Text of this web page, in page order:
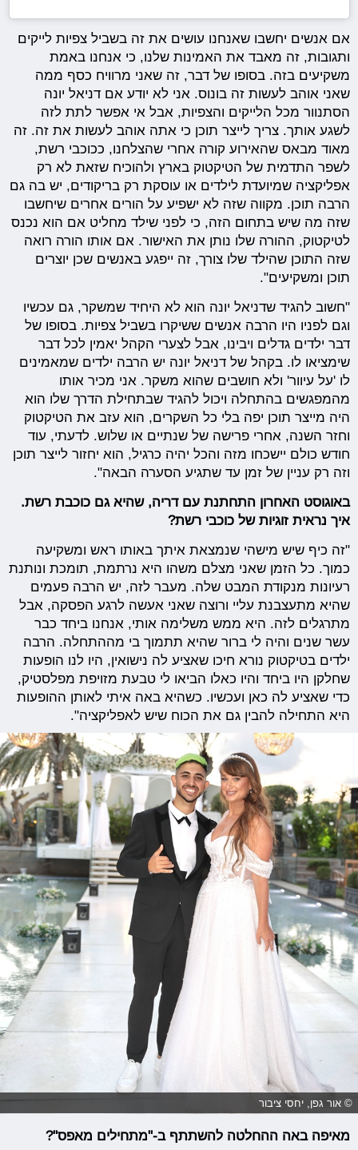
אם אנשים יחשבו שאנחנו עושים את זה בשביל צפיות לייקים
ותגובות, זה מאבד את האמינות שלנו, כי אנחנו באמת
משקיעים בזה. בסופו של דבר, זה שאני מרוויח כסף ממה
שאני אוהב לעשות זה בונוס. אני לא יודע אם דניאל יונה
הסתנוור מכל הלייקים והצפיות, אבל אי אפשר לתת לזה
לשגע אותך. צריך לייצר תוכן כי אתה אוהב לעשות את זה. זה
מאוד מבאס שהאירוע קורה אחרי שהצלחנו, ככוכבי רשת,
לשפר התדמית של הטיקטוק בארץ ולהוכיח שזאת לא רק
אפליקציה שמיועדת לילדים או עוסקת רק בריקודים, יש בה גם
הרבה תוכן. מקווה שזה לא ישפיע על הורים אחרים שיחשבו
שזה מה שיש בתחום הזה, כי לפני שילד מחליט אם הוא נכנס
לטיקטוק, ההורה שלו נותן את האישור. אם אותו הורה רואה
שזה התוכן שהילד שלו צורך, זה ייפגע באנשים שכן יוצרים
תוכן ומשקיעים".
"חשוב להגיד שדניאל יונה הוא לא היחיד שמשקר, גם עכשיו
וגם לפניו היו הרבה אנשים ששיקרו בשביל צפיות. בסופו של
דבר ילדים גדלים ויבינו, אבל לצערי הקהל יאמין לכל דבר
שימציאו לו. בקהל של דניאל יונה יש הרבה ילדים שמאמינים
לו 'על עיוור' ולא חושבים שהוא משקר. אני מכיר אותו
מהמפגשים בהתחלה ויכול להגיד שבתחילת הדרך שלו הוא
היה מייצר תוכן יפה בלי כל השקרים, הוא עזב את הטיקטוק
וחזר השנה, אחרי פרישה של שנתיים או שלוש. לדעתי, עוד
חודש כולם יישכחו מזה והכל יהיה כרגיל, הוא יחזור לייצר תוכן
וזה רק עניין של זמן עד שתגיע הסערה הבאה".
באוגוסט האחרון התחתנת עם דריה, שהיא גם כוכבת רשת.
איך נראית זוגיות של כוכבי רשת?
"זה כיף שיש מישהי שנמצאת איתך באותו ראש ומשקיעה
כמוך. כל הזמן שאני מצלם משהו היא נרתמת, תומכת ונותנת
רעיונות מנקודת המבט שלה. מעבר לזה, יש הרבה פעמים
שהיא מתעצבנת עליי ורוצה שאני אעשה לרגע הפסקה, אבל
מתרגלים לזה. היא ממש משלימה אותי, אנחנו ביחד כבר
עשר שנים והיה לי ברור שהיא תתמוך בי מההתחלה. הרבה
ילדים בטיקטוק נורא חיכו שאציע לה נישואין, היו לנו הופעות
שחלקן היו ביחד והיו כאלו הביאו לי טבעת מזויפת מפלסטיק,
כדי שאציע לה כאן ועכשיו. כשהיא באה איתי לאותן ההופעות
היא התחילה להבין גם את הכוח שיש לאפליקציה".
© אור גפן, יחסי ציבור
מאיפה באה ההחלטה להשתתף ב-"מתחילים מאפס"?